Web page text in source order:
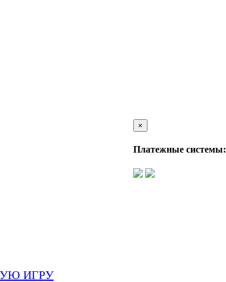
×
Платежные системы:
ИГРУ